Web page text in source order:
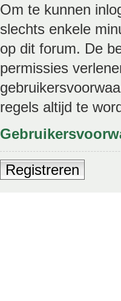
Om te kunnen
slechts enkele
op dit forum. De
permissies
regels altijd te
Registreren